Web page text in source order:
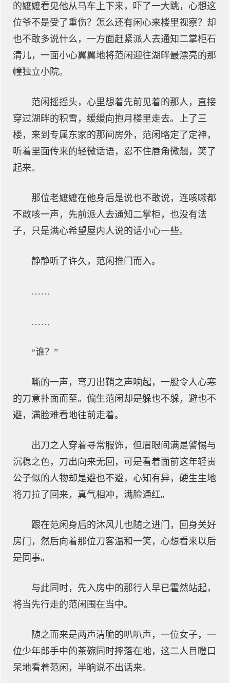
的嬷嬷看见他从马车上下来，吓了一大跳，心想这
位爷不是受了重伤？怎么还有闲心来楼里视察？却
也不敢多说什么，一方面赶紧派人去通知二掌柜石
清儿，一面小心翼翼地将范闲迎往湖畔最漂亮的那
幢独立小院。
范闲摇摇头，心里想着先前见着的那人，直接
穿过湖畔的积雪，缓缓向抱月楼里走去。上了三
楼，来到专属东家的那间房外，范闲略定了定神，
听着里面传来的轻微话语，忍不住唇角微翘，笑了
起来。
那位老嬷嬷在他身后是说也不敢说，连咳嗽都
不敢咳一声，先前派人去通知二掌柜，也没有法
子，只是满心希望屋内人说的话小心一些。
静静听了许久，范闲推门而入。
……
……
“谁？”
嘶的一声，弯刀出鞘之声响起，一股令人心寒
的刀意扑面而至。偏生范闲却是躲也不躲，避也不
避，满脸难看地往前走着。
出刀之人穿着寻常服饰，但眉眼间满是警惕与
沉稳之色，刀出向来无回，可是看着面前这年轻贵
公子似的人物却是避也不避，心知有异，硬生生地
将刀拉了回来，真气相冲，满脸通红。
跟在范闲身后的沐风儿也随之进门，回身关好
房门，然后向着那位刀客温和一笑，心想看来以后
是同事。
与此同时，先入房中的那行人早已霍然站起，
将当先行走的范闲围在当中。
随之而来是两声清脆的叭叭声，一位女子，一
位少年郎手中的茶碗同时摔落在地，这二人目瞪口
呆地看着范闲，半晌说不出话来。